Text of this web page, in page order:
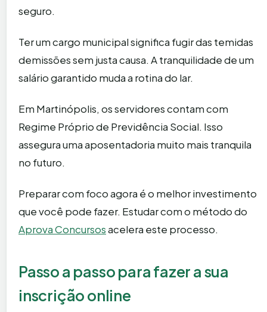
seguro.
Ter um cargo municipal significa fugir das temidas
demissões sem justa causa. A tranquilidade de um
salário garantido muda a rotina do lar.
Em Martinópolis, os servidores contam com
Regime Próprio de Previdência Social. Isso
assegura uma aposentadoria muito mais tranquila
no futuro.
Preparar com foco agora é o melhor investimento
que você pode fazer. Estudar com o método do
Aprova Concursosacelera este processo.
Passo a passo para fazer a sua
inscrição online